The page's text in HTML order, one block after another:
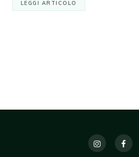
LEGGI ARTICOLO